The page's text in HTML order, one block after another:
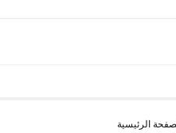
الرئيسية